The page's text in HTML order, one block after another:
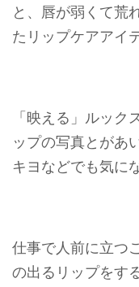
と、唇が弱くて荒
たリップケアアイ
「映える」ルック
ップの写真とがあ
キヨなどでも気に
仕事で人前に立つ
の出るリップをす